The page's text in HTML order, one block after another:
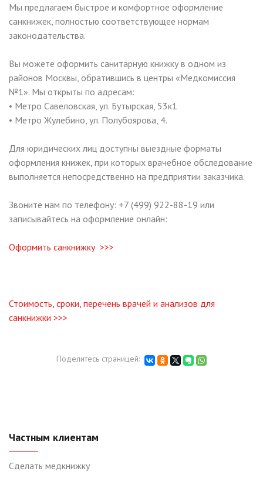
Мы предлагаем быстрое и комфортное оформление
санкнижек, полностью соответствующее нормам
законодательства.
Вы можете оформить санитарную книжку в одном из
районов Москвы, обратившись в центры «Медкомиссия
№1». Мы открыты по адресам:
• Метро Савеловская, ул. Бутырская, 53к1
• Метро Жулебино, ул. Полубоярова, 4.
Для юридических лиц доступны выездные форматы
оформления книжек, при которых врачебное обследование
выполняется непосредственно на предприятии заказчика.
Звоните нам по телефону: +7 (499) 922-88-19 или
записывайтесь на оформление онлайн:
Оформить санкнижку >>>
Стоимость, сроки, перечень врачей и анализов для
санкнижки >>>
Поделитесь страницей:
Частным клиентам
Сделать медкнижку